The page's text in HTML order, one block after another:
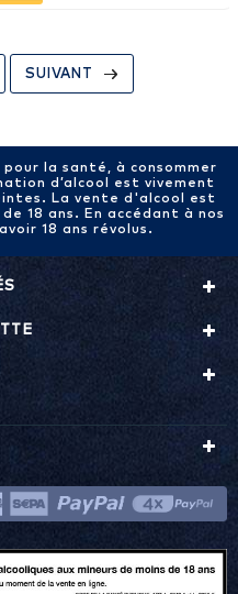
SUIVANT
la santé, à consommer
d’alcool est vivement
La vente d'alcool est
18 ans. En accédant à nos
18 ans révolus.